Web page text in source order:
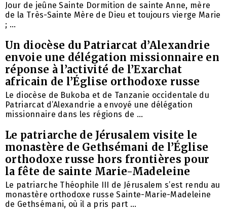
Jour de jeûne Sainte Dormition de sainte Anne, mère
de la Très-Sainte Mère de Dieu et toujours vierge Marie
; ...
Un diocèse du Patriarcat d’Alexandrie
envoie une délégation missionnaire en
réponse à l’activité de l’Exarchat
africain de l’Église orthodoxe russe
Le diocèse de Bukoba et de Tanzanie occidentale du
Patriarcat d’Alexandrie a envoyé une délégation
missionnaire dans les régions de ...
Le patriarche de Jérusalem visite le
monastère de Gethsémani de l’Église
orthodoxe russe hors frontières pour
la fête de sainte Marie-Madeleine
Le patriarche Théophile III de Jérusalem s’est rendu au
monastère orthodoxe russe Sainte-Marie-Madeleine
de Gethsémani, où il a pris part ...